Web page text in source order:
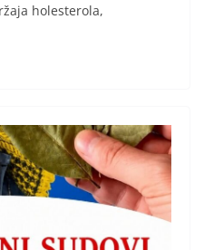
holesterola,